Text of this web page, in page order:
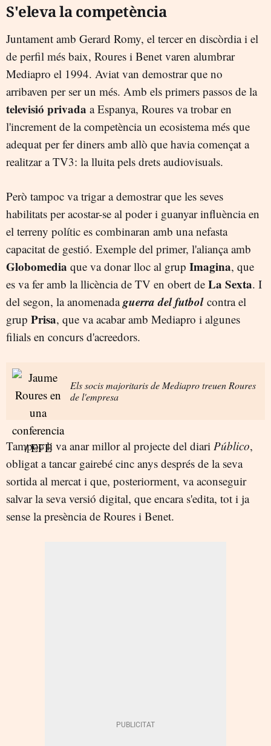
S'eleva la competència
Juntament amb Gerard Romy, el tercer en discòrdia i el
de perfil més baix, Roures i Benet varen alumbrar
Mediapro el 1994. Aviat van demostrar que no
arribaven per ser un més. Amb els primers passos de la
televisió privada a Espanya, Roures va trobar en
l'increment de la competència un ecosistema més que
adequat per fer diners amb allò que havia començat a
realitzar a TV3: la lluita pels drets audiovisuals.
Però tampoc va trigar a demostrar que les seves
habilitats per acostar-se al poder i guanyar influència en
el terreny polític es combinaran amb una nefasta
capacitat de gestió. Exemple del primer, l'aliança amb
Globomedia que va donar lloc al grup Imagina, que
es va fer amb la llicència de TV en obert de La Sexta. I
del segon, la anomenadaguerra del futbolcontra el
grup Prisa, que va acabar amb Mediapro i algunes
filials en concurs d'acreedors.
Els socis majoritaris de Mediapro treuen Roures
de l'empresa
Tampoc li va anar millor al projecte del diari Público,
obligat a tancar gairebé cinc anys després de la seva
sortida al mercat i que, posteriorment, va aconseguir
salvar la seva versió digital, que encara s'edita, tot i ja
sense la presència de Roures i Benet.